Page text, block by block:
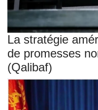
La stratégie
de promesses
(Qalibaf)